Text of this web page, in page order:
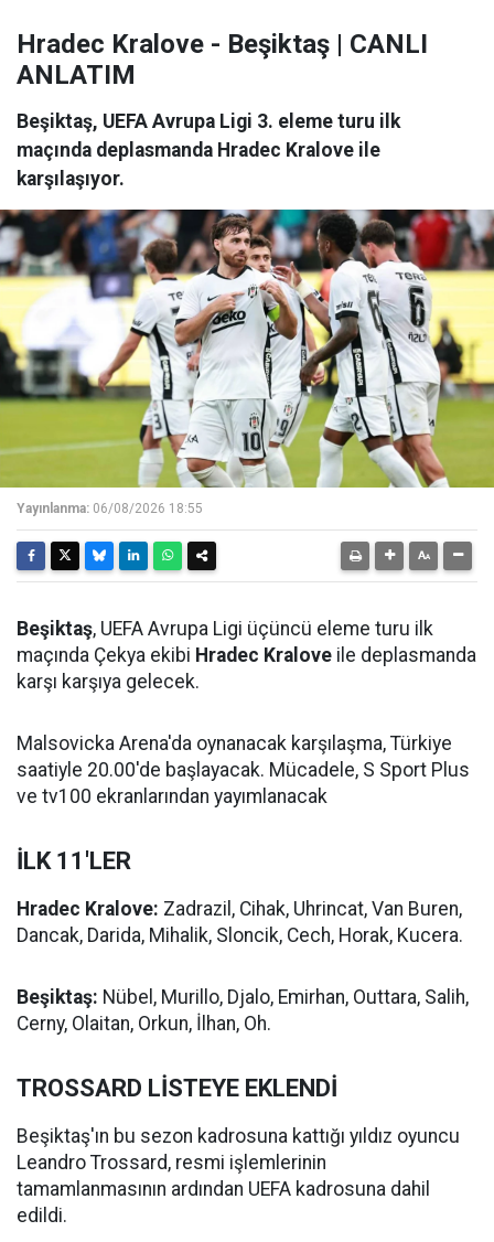
Hradec Kralove - Beşiktaş | CANLI
ANLATIM
Beşiktaş, UEFA Avrupa Ligi 3. eleme turu ilk
maçında deplasmanda Hradec Kralove ile
karşılaşıyor.
Yayınlanma: 06/08/2026 18:55
Beşiktaş, UEFA Avrupa Ligi üçüncü eleme turu ilk
maçında Çekya ekibi Hradec Kralove ile deplasmanda
karşı karşıya gelecek.
Malsovicka Arena'da oynanacak karşılaşma, Türkiye
saatiyle 20.00'de başlayacak. Mücadele, S Sport Plus
ve tv100 ekranlarından yayımlanacak
İLK 11'LER
Hradec Kralove: Zadrazil, Cihak, Uhrincat, Van Buren,
Dancak, Darida, Mihalik, Sloncik, Cech, Horak, Kucera.
Beşiktaş: Nübel, Murillo, Djalo, Emirhan, Outtara, Salih,
Cerny, Olaitan, Orkun, İlhan, Oh.
TROSSARD LİSTEYE EKLENDİ
Beşiktaş'ın bu sezon kadrosuna kattığı yıldız oyuncu
Leandro Trossard, resmi işlemlerinin
tamamlanmasının ardından UEFA kadrosuna dahil
edildi.